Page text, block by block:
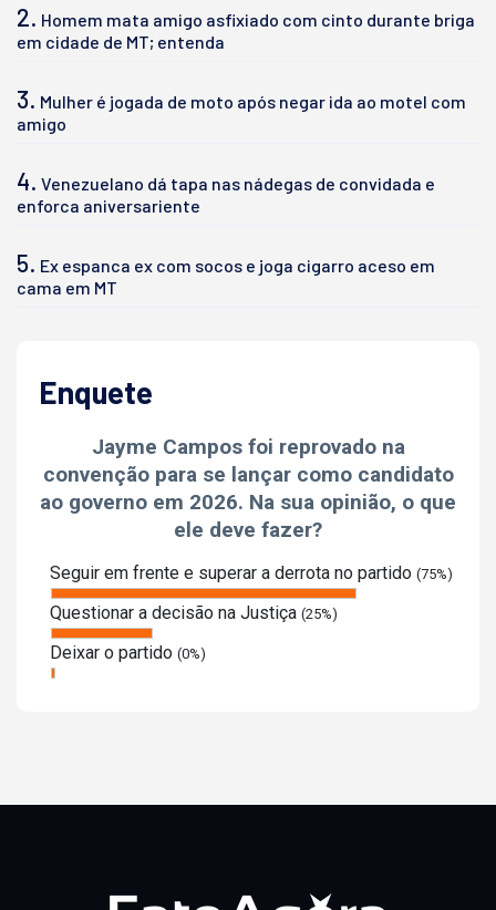
2. Homem mata amigo asfixiado com cinto durante briga
em cidade de MT; entenda
3. Mulher é jogada de moto após negar ida ao motel com
amigo
4. Venezuelano dá tapa nas nádegas de convidada e
enforca aniversariente
5. Ex espanca ex com socos e joga cigarro aceso em
cama em MT
Enquete
Jayme Campos foi reprovado na
convenção para se lançar como candidato
ao governo em 2026. Na sua opinião, o que
ele deve fazer?
Seguir em frente e superar a derrota no partido (75%)
Questionar a decisão na Justiça (25%)
Deixar o partido (0%)